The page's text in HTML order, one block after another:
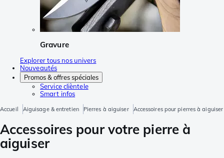
Gravure
Explorer tous nos univers
Nouveautés
Promos & offres spéciales
Service clièntele
Smart infos
Accueil Aiguisage & entretien Pierres à aiguiser Accessoires pour pierres à aiguiser
Accessoires pour votre pierre à
aiguiser